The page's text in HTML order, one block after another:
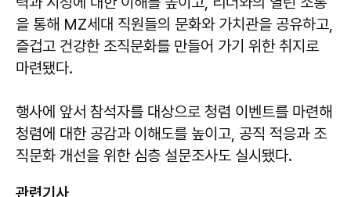
을 통해 MZ세대 직원들의 문화와 가치관을 공유하고,
즐겁고 건강한 조직문화를 만들어 가기 위한 취지로
마련됐다.
행사에 앞서 참석자를 대상으로 청렴 이벤트를 마련해
청렴에 대한 공감과 이해도를 높이고, 공직 적응과 조
직문화 개선을 위한 심층 설문조사도 실시됐다.
관련기사